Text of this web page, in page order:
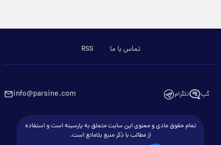
تماس با ما RSS
گپ تلگرام info@parsine.com
تمام حقوق مادی و معنوی این سایت متعلق به پارسینه است و استفاده
از مطالب با ذکر منبع بلامانع است.